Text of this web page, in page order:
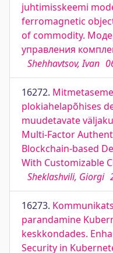
juhtimisskeemi
ferromagnetic
of commodity.
управления
Shehhavtsov, Ivan
16272.
plokiahelapõhises
muudetavate
Multi-Factor
Blockchain-based
With Customizable
Sheklashvili, Giorgi
16273.
parandamine
keskkondades.
Security in